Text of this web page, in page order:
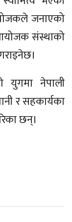
जनाएको
संस्थाको
नेपाली
र सहकार्यका
छन्।